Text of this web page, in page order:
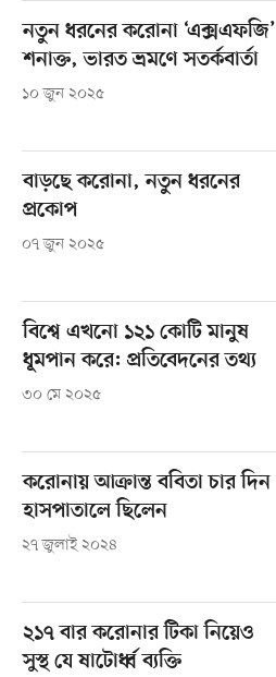
নতুন ধরনের করোনা ‘এক্সএফজি’
শনাক্ত, ভারত ভ্রমণে সতর্কবার্তা
১০ জুন ২০২৫
বাড়ছে করোনা, নতুন ধরনের
প্রকোপ
০৭ জুন ২০২৫
বিশ্বে এখনো ১২১ কোটি মানুষ
ধূমপান করে: প্রতিবেদনের তথ্য
৩০ মে ২০২৫
করোনায় আক্রান্ত ববিতা চার দিন
হাসপাতালে ছিলেন
২৭ জুলাই ২০২৪
২১৭ বার করোনার টিকা নিয়েও
সুস্থ যে ষাটোর্ধ্ব ব্যক্তি